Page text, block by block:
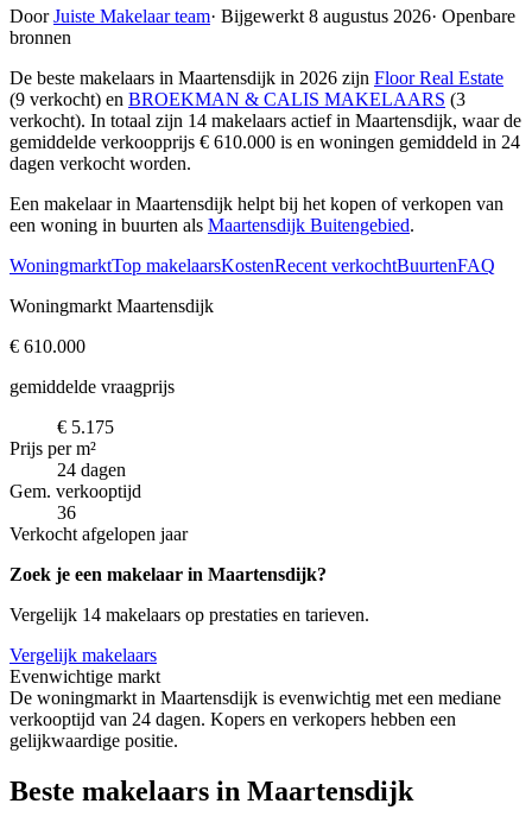
DoorJuiste Makelaar team· Bijgewerkt 8 augustus 2026· Openbare
bronnen
De beste makelaars in Maartensdijk in 2026 zijn Floor Real Estate
(9 verkocht) en BROEKMAN & CALIS MAKELAARS (3
verkocht). In totaal zijn 14 makelaars actief in Maartensdijk, waar de
gemiddelde verkoopprijs € 610.000 is en woningen gemiddeld in 24
dagen verkocht worden.
Een makelaar in Maartensdijk helpt bij het kopen of verkopen van
een woning in buurten als Maartensdijk Buitengebied.
WoningmarktTop makelaarsKostenRecent verkochtBuurtenFAQ
Woningmarkt Maartensdijk
€ 610.000
gemiddelde vraagprijs
€ 5.175
Prijs per m²
24 dagen
Gem. verkooptijd
36
Verkocht afgelopen jaar
Zoek je een makelaar in Maartensdijk?
Vergelijk 14 makelaars op prestaties en tarieven.
Vergelijk makelaars
Evenwichtige markt
De woningmarkt in Maartensdijk is evenwichtig met een mediane
verkooptijd van 24 dagen. Kopers en verkopers hebben een
gelijkwaardige positie.
Beste makelaars in Maartensdijk